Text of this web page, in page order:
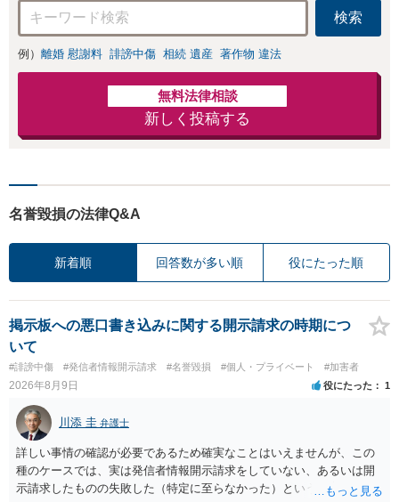
応可：開示請求の
意見照会が来たと
きの対処法、被害
者との示談交渉
検索
例） 離婚 慰謝料 誹謗中傷 相続 遺産 著作物 違法
無料法律相談
新しく投稿する
名誉毀損の法律Q&A
新着順 回答数が多い順 役にたった順
掲示板への悪口書き込みに関する開示請求の時期につ
いて
#誹謗中傷 #発信者情報開示請求 #名誉毀損 #個人・プライベート #加害者
2026年8月9日 役にたった 1
川添 圭 弁護士
詳しい事情の確認が必要であるため確実なことはいえませんが、この
種のケースでは、実は発信者情報開示請求をしていない、あるいは開
示請求したものの失敗した（特定に至らなかった）という事案が比較